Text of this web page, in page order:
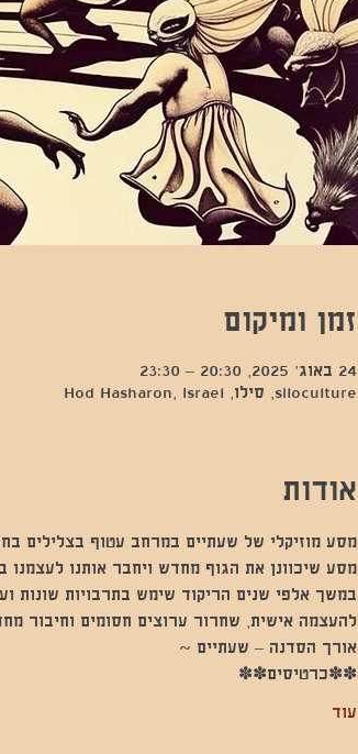
זמן ומיקום
24 באוג׳ 2025, 20:30 – 23:30
siloculture, סילו, Hod Hasharon, Israel
אודות
מסע מוזיקלי של שעתיים במרחב עטוף בצלילים
מסע שיכוונן את הגוף מחדש ויחבר אותנו
במשך אלפי שנים הריקוד שימש בתרבויות שונות
להעצמה אישית, שחרור ערוצים חסומים וחיבור
אורך הסדנה – שעתיים ~
✽✽כרטיסים✽✽
עוד